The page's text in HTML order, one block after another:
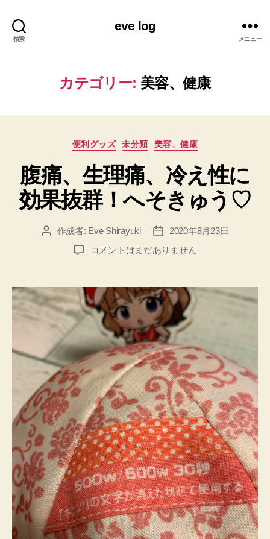
検索
eve log
メニュー
カテゴリー: 美容、健康
カ
ゴ
リ
ー
便利グッズ 未分類 美容、健康
腹痛、生理痛、冷え性に
効果抜群！へそきゅう♡
投 作成者: Eve Shirayuki
投
稿
日
2020年8月23日
腹
理
痛、
冷
性
に
効
果
抜
群！
へ
そ
き
ゅ
う
♡
へ
の
コメントはまだありません